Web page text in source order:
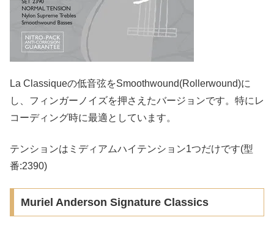
La Classiqueの低音弦をSmoothwound(Rollerwound)に
し、フィンガーノイズを押さえたバージョンです。特にレ
コーディング時に最適としています。
テンションはミディアムハイテンション1つだけです(型
番:2390)
Muriel Anderson Signature Classics